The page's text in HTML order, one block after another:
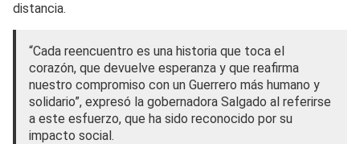
distancia.
“Cada reencuentro es una historia que toca el
corazón, que devuelve esperanza y que reafirma
nuestro compromiso con un Guerrero más humano y
solidario”, expresó la gobernadora Salgado al referirse
a este esfuerzo, que ha sido reconocido por su
impacto social.